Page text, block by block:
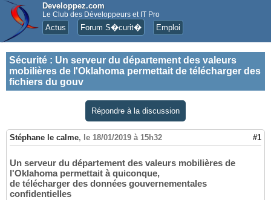
Developpez.com
Le Club des Développeurs et IT Pro
Actus Forum S�curit� Emploi
Sécurité : Un serveur du département des valeurs
mobilières de l'Oklahoma permettait de télécharger des
fichiers du gouv
Répondre à la discussion
Stéphane le calme, le 18/01/2019 à 15h32 #1
Un serveur du département des valeurs mobilières de
l'Oklahoma permettait à quiconque,
de télécharger des données gouvernementales
confidentielles